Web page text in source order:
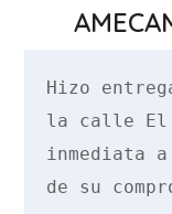
Hizo
la calle El
inmediata
de su